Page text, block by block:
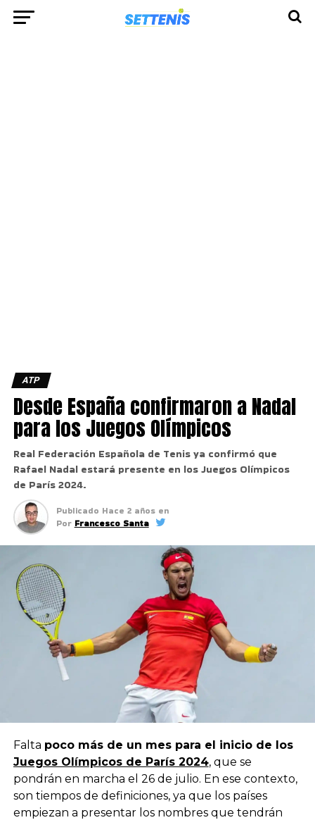
ATP
Desde España confirmaron a Nadal
para los Juegos Olímpicos
Real Federación Española de Tenis ya confirmó que
Rafael Nadal estará presente en los Juegos Olímpicos
de París 2024.
Publicado Hace 2 años en
Por Francesco Santa
Falta poco más de un mes para el inicio de los
Juegos Olímpicos de París 2024, que se
pondrán en marcha el 26 de julio. En ese contexto,
son tiempos de definiciones, ya que los países
empiezan a presentar los nombres que tendrán